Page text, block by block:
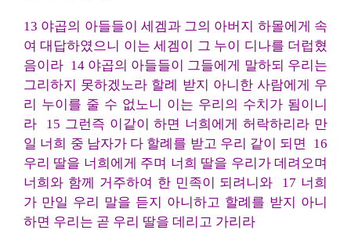
13 야곱의 아들들이 세겜과 그의 아버지 하몰에게 속
여 대답하였으니 이는 세겜이 그 누이 디나를 더럽혔
음이라 14 야곱의 아들들이 그들에게 말하되 우리는
그리하지 못하겠노라 할례 받지 아니한 사람에게 우
리 누이를 줄 수 없노니 이는 우리의 수치가 됨이니
라 15 그런즉 이같이 하면 너희에게 허락하리라 만
일 너희 중 남자가 다 할례를 받고 우리 같이 되면 16
우리 딸을 너희에게 주며 너희 딸을 우리가 데려오며
너희와 함께 거주하여 한 민족이 되려니와 17 너희
가 만일 우리 말을 듣지 아니하고 할례를 받지 아니
하면 우리는 곧 우리 딸을 데리고 가리라